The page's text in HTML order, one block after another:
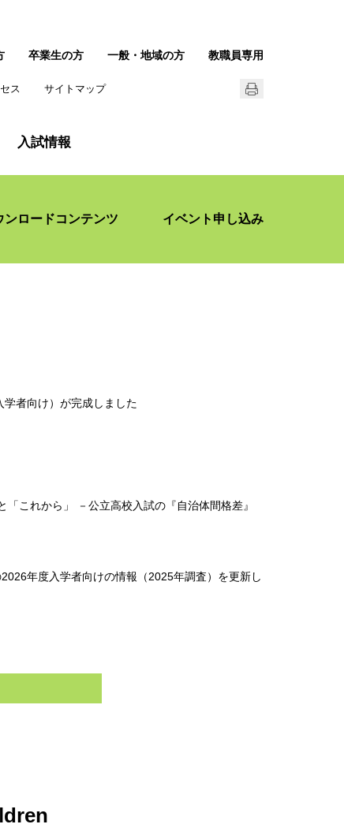
入試情報
ス サイトマップ
卒業生の方 一般・地域の方 教職員専用
ンロードコンテンツ イベント申し込み
者向け）が完成しました
これから」 －公立高校入試の『自治体間格差』
年度入学者向けの情報（2025年調査）を更新し